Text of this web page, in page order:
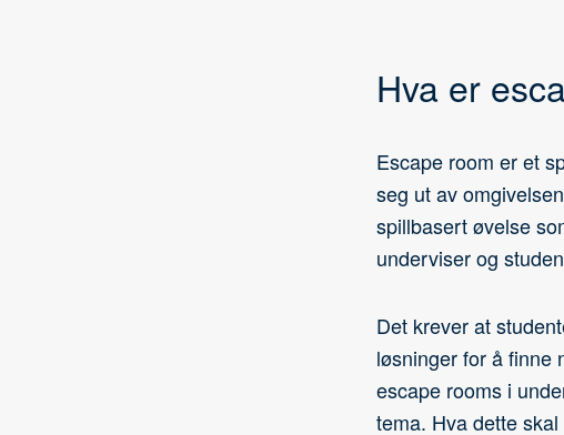
Hva er
Escape room er et
seg ut av
spillbasert øvelse
underviser og
Det krever at
løsninger for å finne
escape rooms i
tema. Hva dette